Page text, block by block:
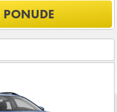
od štete (CDW) i krađe
KARTICI u iznosu od
PONUDE